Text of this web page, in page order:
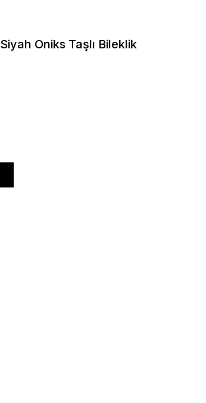
Oniks Taşlı Bileklik